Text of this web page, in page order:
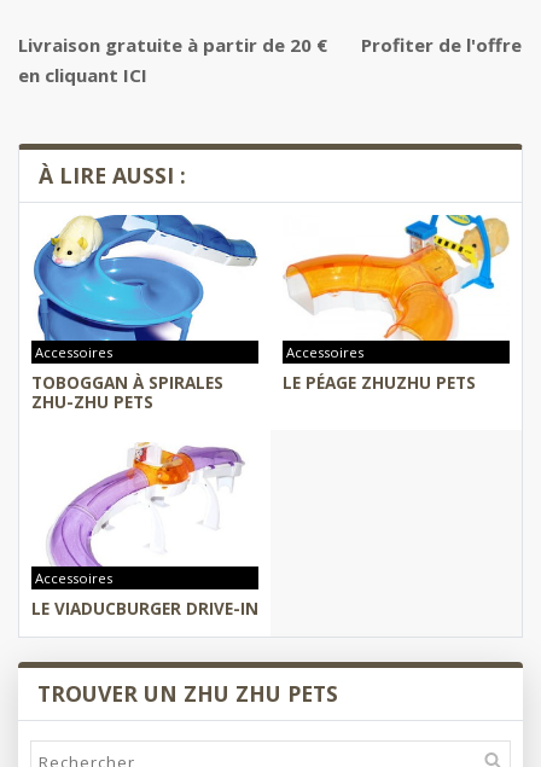
Livraison gratuite à partir de 20 €
Profiter de l'offre
en cliquant ICI
À LIRE AUSSI :
TOBOGGAN À SPIRALES
ZHU-ZHU PETS
Accessoires
LE PÉAGE ZHUZHU PETS
Accessoires
LE VIADUCBURGER DRIVE-IN
Accessoires
TROUVER UN ZHU ZHU PETS
Rechercher